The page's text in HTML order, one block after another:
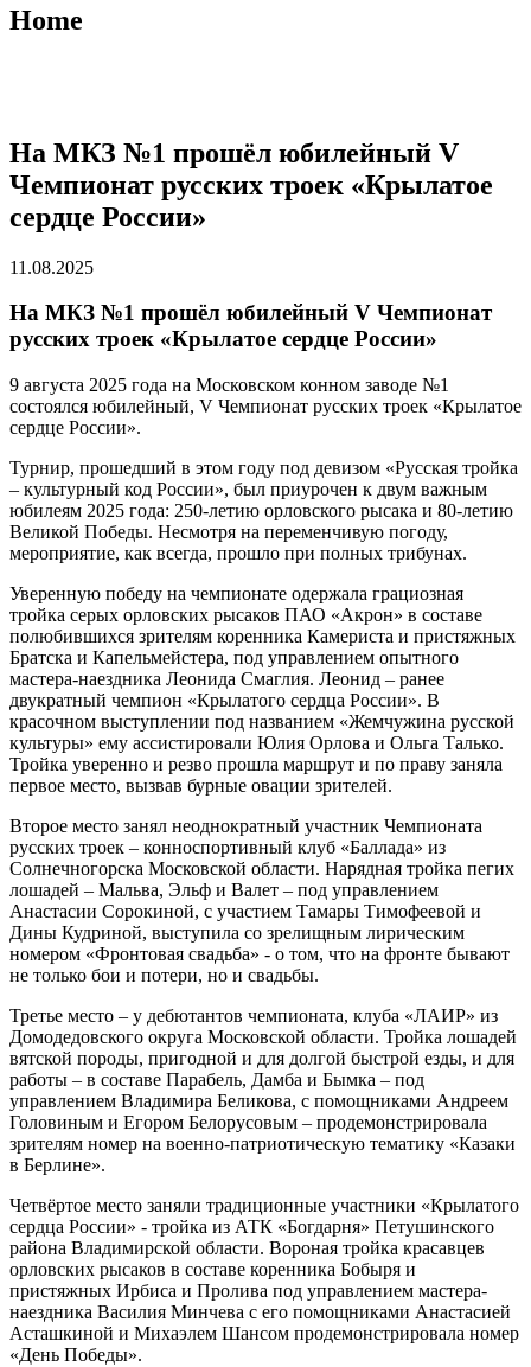
Home
На МКЗ №1 прошёл юбилейный V
Чемпионат русских троек «Крылатое
сердце России»
11.08.2025
На МКЗ №1 прошёл юбилейный V Чемпионат
русских троек «Крылатое сердце России»
9 августа 2025 года на Московском конном заводе №1
состоялся юбилейный, V Чемпионат русских троек «Крылатое
сердце России».
Турнир, прошедший в этом году под девизом «Русская тройка
– культурный код России», был приурочен к двум важным
юбилеям 2025 года: 250-летию орловского рысака и 80-летию
Великой Победы. Несмотря на переменчивую погоду,
мероприятие, как всегда, прошло при полных трибунах.
Уверенную победу на чемпионате одержала грациозная
тройка серых орловских рысаков ПАО «Акрон» в составе
полюбившихся зрителям коренника Камериста и пристяжных
Братска и Капельмейстера, под управлением опытного
мастера-наездника Леонида Смаглия. Леонид – ранее
двукратный чемпион «Крылатого сердца России». В
красочном выступлении под названием «Жемчужина русской
культуры» ему ассистировали Юлия Орлова и Ольга Талько.
Тройка уверенно и резво прошла маршрут и по праву заняла
первое место, вызвав бурные овации зрителей.
Второе место занял неоднократный участник Чемпионата
русских троек – конноспортивный клуб «Баллада» из
Солнечногорска Московской области. Нарядная тройка пегих
лошадей – Мальва, Эльф и Валет – под управлением
Анастасии Сорокиной, с участием Тамары Тимофеевой и
Дины Кудриной, выступила со зрелищным лирическим
номером «Фронтовая свадьба» - о том, что на фронте бывают
не только бои и потери, но и свадьбы.
Третье место – у дебютантов чемпионата, клуба «ЛАИР» из
Домодедовского округа Московской области. Тройка лошадей
вятской породы, пригодной и для долгой быстрой езды, и для
работы – в составе Парабель, Дамба и Бымка – под
управлением Владимира Беликова, с помощниками Андреем
Головиным и Егором Белорусовым – продемонстрировала
зрителям номер на военно-патриотическую тематику «Казаки
в Берлине».
Четвёртое место заняли традиционные участники «Крылатого
сердца России» - тройка из АТК «Богдарня» Петушинского
района Владимирской области. Вороная тройка красавцев
орловских рысаков в составе коренника Бобыря и
пристяжных Ирбиса и Пролива под управлением мастера-
наездника Василия Минчева с его помощниками Анастасией
Асташкиной и Михаэлем Шансом продемонстрировала номер
«День Победы».